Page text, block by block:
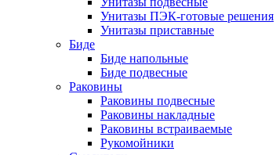
Унитазы ПЭК-готовые решения
Унитазы приставные
Биде
Биде напольные
Биде подвесные
Раковины
Раковины подвесные
Раковины накладные
Раковины встраиваемые
Рукомойники